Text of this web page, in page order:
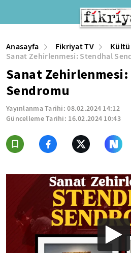
Anasayfa Fikriyat TV
Sanat Zehirlenmesi: Stendhal
Sanat
Sendromu
Yayınlanma Tarihi:08.02.2024 14:12
Güncelleme Tarihi: 16.02.2024 10:43